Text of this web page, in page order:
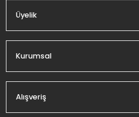
Üyelik
Kurumsal
Alışveriş